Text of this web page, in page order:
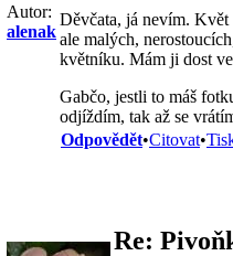
Autor:
alenak
Děvčata, já nevím. Květ
ale malých,
květníku. Mám ji dost
Gabčo, jestli to máš
odjíždím, tak až se
Odpovědět•Citovat•
Re: